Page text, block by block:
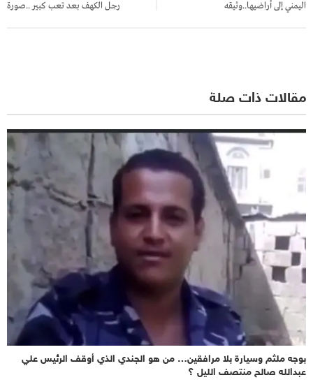
اليمني إلى أراضيها..وثيقه رجل الكهف بعد تعب كبير ..صورة
مقالات ذات صلة
بوجه ملثم وسيارة بلا مرافقين… من هو الجندي الذي أوقف الرئيس علي
عبدالله صالح منتصف الليل ؟